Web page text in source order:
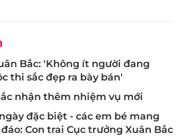
Bắc: 'Không ít người đang
thi sắc đẹp ra bày bán'
nhận thêm nhiệm vụ mới
đặc biệt - các em bé mang
Con trai Cục trưởng Xuân Bắc